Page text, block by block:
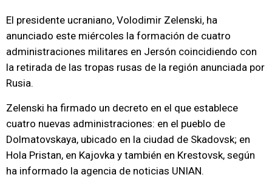
El presidente ucraniano, Volodimir Zelenski, ha
anunciado este miércoles la formación de cuatro
administraciones militares en Jersón coincidiendo con
la retirada de las tropas rusas de la región anunciada por
Rusia.
Zelenski ha firmado un decreto en el que establece
cuatro nuevas administraciones: en el pueblo de
Dolmatovskaya, ubicado en la ciudad de Skadovsk; en
Hola Pristan, en Kajovka y también en Krestovsk, según
ha informado la agencia de noticias UNIAN.